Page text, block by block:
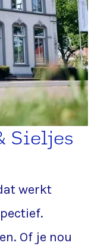
Sieljes
werkt
Of je nou